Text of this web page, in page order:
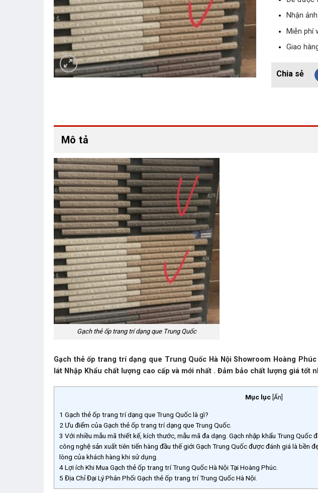
Nhận
Miễn phí
Giao
Mô tả
Gạch thẻ ốp trang trí dạng que Trung Quốc
Gạch thẻ ốp trang trí dạng que Trung Quốc Hà Nội Showroom Hoàng
lát Nhập Khẩu chất lượng cao cấp và mới nhất . Đảm bảo chất lượng giá tốt
Mục lục Ẩn
1 Gạch thẻ ốp trang trí dạng que Trung Quốc là gì?
2 Ưu điểm của Gạch thẻ ốp trang trí dạng que Trung Quốc.
3 Với nhiều mẫu mã thiết kế, kích thước, mẫu mã đa dạng. Gạch nhập khẩu Trung
công nghệ sản xuất tiên tiến hàng đầu thế giới Gạch Trung Quốc được đánh giá là bền
lòng của khách hàng khi sử dụng.
4Lợi ích Khi Mua Gạch thẻ ốp trang trí Trung Quốc Hà Nội Tại Hoàng Phúc.
5 Địa Chỉ Đại Lý Phân Phối Gạch thẻ ốp trang trí Trung Quốc Hà Nội.